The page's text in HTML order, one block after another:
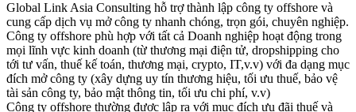
Global Link Asia Consulting hỗ trợ thành lập công ty offshore và
cung cấp dịch vụ mở công ty nhanh chóng, trọn gói, chuyên nghiệp.
Công ty offshore phù hợp với tất cả Doanh nghiệp hoạt động trong
mọi lĩnh vực kinh doanh (từ thương mại điện tử, dropshipping cho
tới tư vấn, thuế kế toán, thương mại, crypto, IT,v.v) với đa dạng mục
đích mở công ty (xây dựng uy tín thương hiệu, tối ưu thuế, bảo vệ
tài sản công ty, bảo mật thông tin, tối ưu chi phí, v.v)
Công ty offshore thường được lập ra với mục đích ưu đãi thuế và